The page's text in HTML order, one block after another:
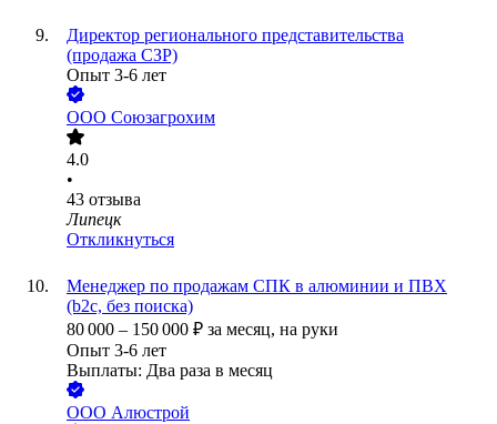
Директор регионального представительства
(продажа СЗР)
Опыт 3-6 лет
ООО Союзагрохим
4.0
•
43 отзыва
Липецк
Откликнуться
Менеджер по продажам СПК в алюминии и ПВХ
(b2c, без поиска)
80 000 – 150 000 ₽ за месяц, на руки
Опыт 3-6 лет
Выплаты: Два раза в месяц
ООО Алюстрой